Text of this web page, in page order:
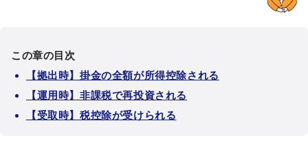
この章の目次
【拠出時】掛金の全額が所得控除される
【運用時】非課税で再投資される
【受取時】税控除が受けられる